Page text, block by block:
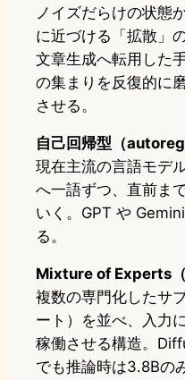
ノイズだらけの状態
に近づける「拡散」
文章生成へ転用した
の集まりを反復的に
させる。
自己回帰型（
現在主流の言語モデ
へ一語ずつ、直前ま
いく。GPT や
る。
Mixture of Experts（
複数の専門化したサ
ート）を並べ、入力
稼働させる構造。
でも推論時は3.8Bの